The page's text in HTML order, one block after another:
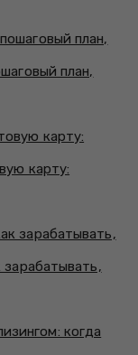
план,
карту:
зарабатывать,